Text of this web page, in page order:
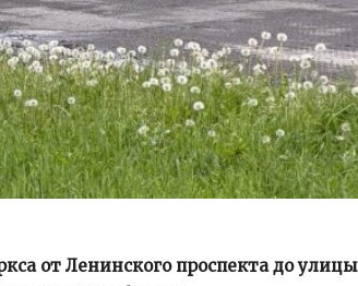
от Ленинского проспекта до улицы